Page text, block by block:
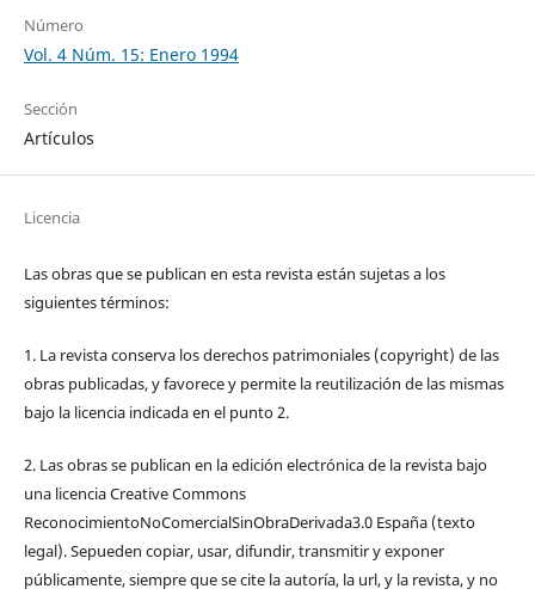
Número
Vol. 4 Núm. 15: Enero 1994
Sección
Artículos
Licencia
Las obras que se publican en esta revista están sujetas a los
siguientes términos:
1. La revista conserva los derechos patrimoniales (copyright) de las
obras publicadas, y favorece y permite la reutilización de las mismas
bajo la licencia indicada en el punto 2.
2. Las obras se publican en la edición electrónica de la revista bajo
una licencia Creative Commons
ReconocimientoNoComercialSinObraDerivada3.0 España (texto
legal). Sepueden copiar, usar, difundir, transmitir y exponer
públicamente, siempre que se cite la autoría, la url, y la revista, y no